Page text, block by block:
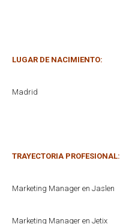
LUGAR DE NACIMIENTO:
Madrid
TRAYECTORIA PROFESIONAL:
Marketing Manager en Jaslen
Marketing Manager en Jetix